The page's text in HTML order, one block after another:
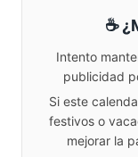
☕
Intento
publicidad
Si este
festivos o
mejorar la